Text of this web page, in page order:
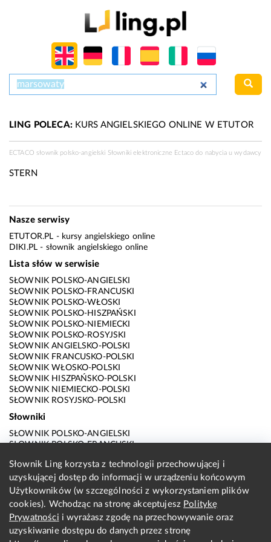
LING POLECA:KURS ANGIELSKIEGO ONLINE W ETUTOR
ECTACO słownik polsko-angielski Słowniki elektroniczne Ectaco do nabycia uwydawcy
STERN
Nasze serwisy
ETUTOR.PL - kursy angielskiego online
DIKI.PL - słownik angielskiego online
Lista słów w serwisie
SŁOWNIK POLSKO-ANGIELSKI
SŁOWNIK POLSKO-FRANCUSKI
SŁOWNIK POLSKO-WŁOSKI
SŁOWNIK POLSKO-HISZPAŃSKI
SŁOWNIK POLSKO-NIEMIECKI
SŁOWNIK POLSKO-ROSYJSKI
SŁOWNIK ANGIELSKO-POLSKI
SŁOWNIK FRANCUSKO-POLSKI
SŁOWNIK WŁOSKO-POLSKI
SŁOWNIK HISZPAŃSKO-POLSKI
SŁOWNIK NIEMIECKO-POLSKI
SŁOWNIK ROSYJSKO-POLSKI
Słowniki
SŁOWNIK POLSKO-ANGIELSKI
SŁOWNIK POLSKO-FRANCUSKI
SŁOWNIK POLSKO-HISZPAŃSKI
SŁOWNIK POLSKO-NIEMIECKI
SŁOWNIK POLSKO-ROSYJSKI
SŁOWNIK ANGIELSKO-POLSKI
SŁOWNIK FRANCUSKO-POLSKI
SŁOWNIK WŁOSKO-POLSKI
SŁOWNIK HISZPAŃSKO-POLSKI
Słownik Ling korzysta z technologii przechowującej i
uzyskującej dostęp do informacji w urządzeniu końcowym
Użytkowników (w szczególności z wykorzystaniem plików
cookies). Wchodząc na stronę akceptujesz Politykę
Prywatności i wyrażasz zgodę na przechowywanie oraz
uzyskiwanie dostępu do danych przez stronę